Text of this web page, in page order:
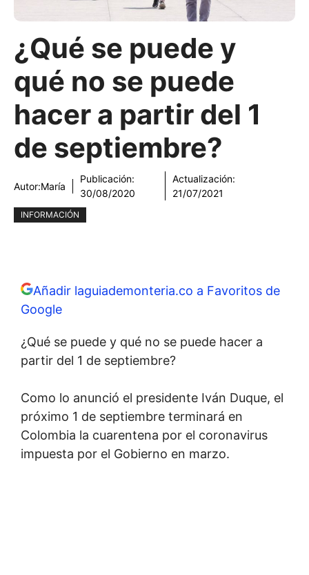
¿Qué se puede y
qué no se puede
hacer a partir del 1
de septiembre?
Autor:María
Publicación:
30/08/2020
Actualización:
21/07/2021
INFORMACIÓN
Añadir laguiademonteria.co a Favoritos de
Google
¿Qué se puede y qué no se puede hacer a
partir del 1 de septiembre?
Como lo anunció el presidente Iván Duque, el
próximo 1 de septiembre terminará en
Colombia la cuarentena por el coronavirus
impuesta por el Gobierno en marzo.